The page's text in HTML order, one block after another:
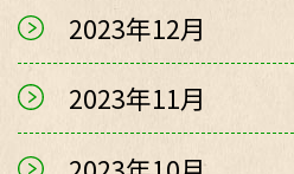
2023年12月
2023年11月